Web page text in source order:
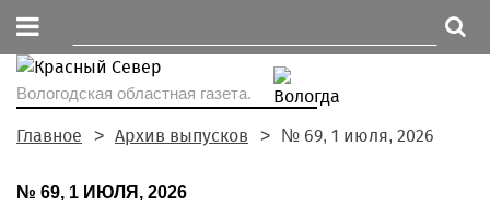
Вологодская областная газета.
Главное Архив выпусков № 69, 1 июля, 2026
№ 69, 1 ИЮЛЯ, 2026